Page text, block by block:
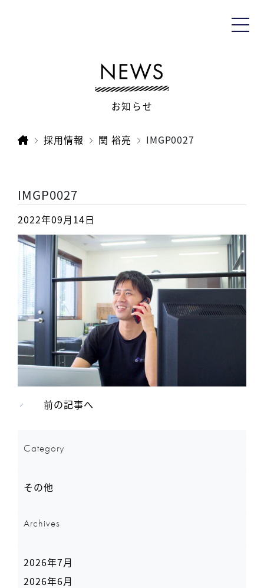
お知らせ
採用情報 関 裕亮 IMGP0027
IMGP0027
2022年09月14日
前の記事へ
Category
その他
Archives
2026年7月
2026年6月